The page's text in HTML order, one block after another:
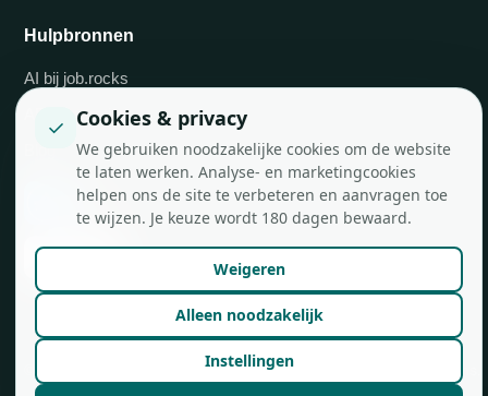
Hulpbronnen
AI bij job.rocks
API-integraties
Gemaakt in Zürich voor flexibele teams.
✓ Cookies & privacy
We gebruiken noodzakelijke cookies om de website
te laten werken. Analyse- en marketingcookies
helpen ons de site te verbeteren en aanvragen toe
te wijzen. Je keuze wordt 180 dagen bewaard.
Weigeren
Alleen noodzakelijk
Instellingen